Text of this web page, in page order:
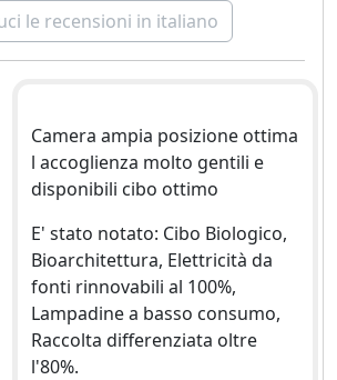
le recensioni in italiano
Camera ampia posizione ottima
l accoglienza molto gentili e
disponibili cibo ottimo
E' stato notato: Cibo Biologico,
Bioarchitettura, Elettricità da
fonti rinnovabili al 100%,
Lampadine a basso consumo,
Raccolta differenziata oltre
l'80%.